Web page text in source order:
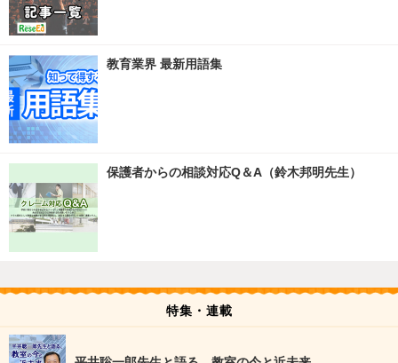
教育業界 最新用語集
保護者からの相談対応Q＆A（鈴木邦明先生）
特集・連載